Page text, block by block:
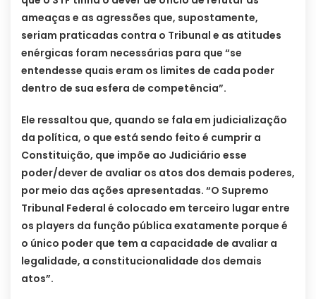
ameaças e as agressões que, supostamente,
seriam praticadas contra o Tribunal e as atitudes
enérgicas foram necessárias para que “se
entendesse quais eram os limites de cada poder
dentro de sua esfera de competência”.
Ele ressaltou que, quando se fala em judicialização
da política, o que está sendo feito é cumprir a
Constituição, que impõe ao Judiciário esse
poder/dever de avaliar os atos dos demais poderes,
por meio das ações apresentadas. “O Supremo
Tribunal Federal é colocado em terceiro lugar entre
os players da função pública exatamente porque é
o único poder que tem a capacidade de avaliar a
legalidade, a constitucionalidade dos demais
atos”.